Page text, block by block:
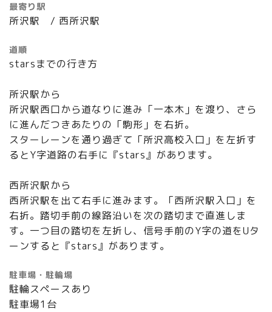
最寄り駅
所沢駅 / 西所沢駅
道順
starsまでの行き方
所沢駅から
所沢駅西口から道なりに進み「一本木」を渡り、さら
に進んだつきあたりの「駒形」を右折。
スターレーンを通り過ぎて「所沢高校入口」を左折す
るとY字道路の右手に『stars』があります。
西所沢駅から
西所沢駅を出て右手に進みます。「西所沢駅入口」を
右折。踏切手前の線路沿いを次の踏切まで直進しま
す。一つ目の踏切を左折し、信号手前のY字の道をUタ
ーンすると『stars』があります。
駐車場・駐輪場
駐輪スペースあり
駐車場1台